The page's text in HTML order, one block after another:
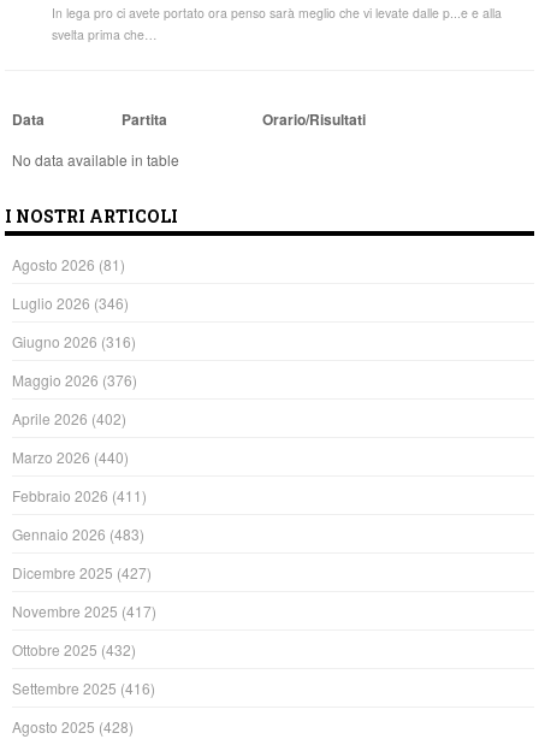
In lega pro ci avete portato ora penso sarà meglio che vi levate dalle p...e e alla
svelta prima che…
Data Partita Orario/Risultati
No data available in table
I NOSTRI ARTICOLI
Agosto 2026 (81)
Luglio 2026 (346)
Giugno 2026 (316)
Maggio 2026 (376)
Aprile 2026 (402)
Marzo 2026 (440)
Febbraio 2026 (411)
Gennaio 2026 (483)
Dicembre 2025 (427)
Novembre 2025 (417)
Ottobre 2025 (432)
Settembre 2025 (416)
Agosto 2025 (428)